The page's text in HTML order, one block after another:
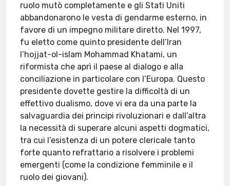
ruolo mutò completamente e gli Stati Uniti
abbandonarono le vesta di gendarme esterno, in
favore di un impegno militare diretto. Nel 1997,
fu eletto come quinto presidente dell’Iran
l’hojjat-ol-islam Mohammad Khatami, un
riformista che aprì il paese al dialogo e alla
conciliazione in particolare con l’Europa. Questo
presidente dovette gestire la difficoltà di un
effettivo dualismo, dove vi era da una parte la
salvaguardia dei principi rivoluzionari e dall’altra
la necessità di superare alcuni aspetti dogmatici,
tra cui l’esistenza di un potere clericale tanto
forte quanto refrattario a risolvere i problemi
emergenti (come la condizione femminile e il
ruolo dei giovani).